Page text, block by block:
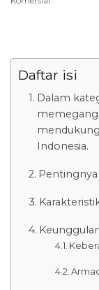
Daftar isi
Dalam
Indonesia.